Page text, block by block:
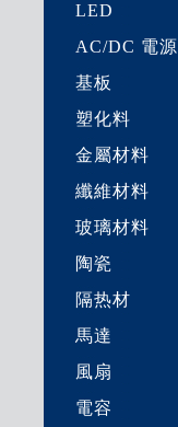
LED
AC/DC 電源
基板
塑化料
金屬材料
纖維材料
玻璃材料
陶瓷
隔热材
馬達
風扇
電容